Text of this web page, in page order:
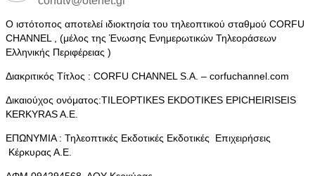
Ο ιστότοπος αποτελεί ιδιοκτησία του τηλεοπτικού σταθμού CORFU
CHANNEL , (μέλος της Ένωσης Ενημερωτικών Τηλεοράσεων
Ελληνικής Περιφέρειας )
Διακριτικός Τίτλος : CORFU CHANNEL S.A. – corfuchannel.com
Δικαιούχος ονόματος:TILEOPTIKES EKDOTIKES EPICHEIRISEIS
KERKYRAS A.E.
ΕΠΩΝΥΜΙΑ : Τηλεοπτικές Εκδοτικές Εκδοτικές Επιχειρήσεις
Κέρκυρας Α.Ε.